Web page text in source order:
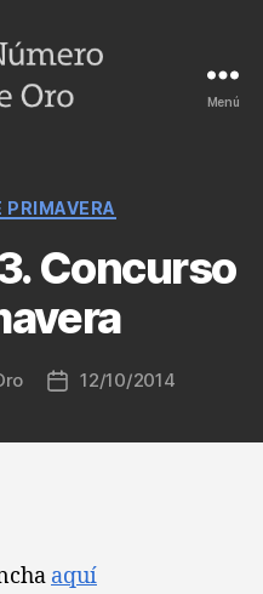
Menú
PRIMAVERA
Concurso
Fecha12/10/2014
aquí